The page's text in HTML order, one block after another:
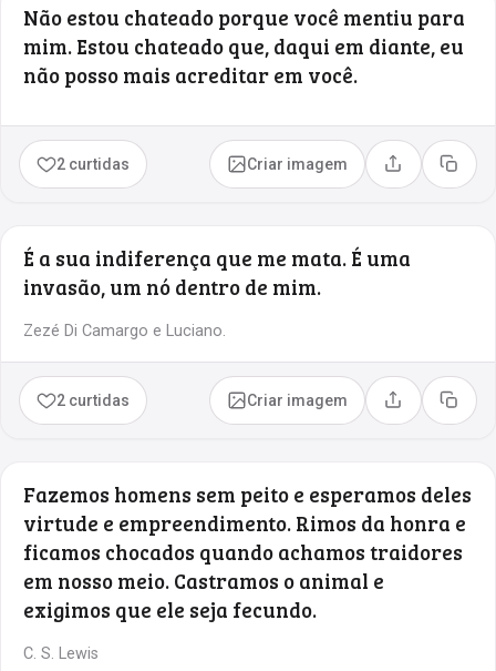
Não estou chateado porque você mentiu para
mim. Estou chateado que, daqui em diante, eu
não posso mais acreditar em você.
2 curtidas Criar imagem Compartilhar
Copiar
É a sua indiferença que me mata. É uma
invasão, um nó dentro de mim.
Zezé Di Camargo e Luciano.
2 curtidas Criar imagem Compartilhar
Copiar
Fazemos homens sem peito e esperamos deles
virtude e empreendimento. Rimos da honra e
ficamos chocados quando achamos traidores
em nosso meio. Castramos o animal e
exigimos que ele seja fecundo.
C. S. Lewis